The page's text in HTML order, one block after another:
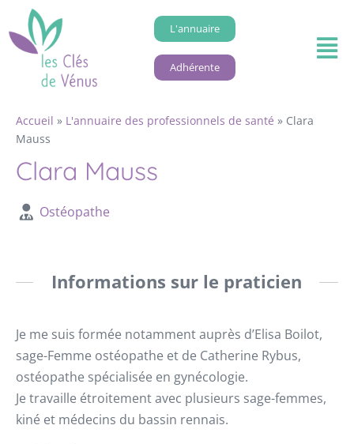
L'annuaire
Adhérente
Accueil » L'annuaire des professionnels de santé » Clara
Mauss
Clara Mauss
Ostéopathe
Informations sur le praticien
Je me suis formée notamment auprès d’Elisa Boilot,
sage-Femme ostéopathe et de Catherine Rybus,
ostéopathe spécialisée en gynécologie.
Je travaille étroitement avec plusieurs sage-femmes,
kiné et médecins du bassin rennais.